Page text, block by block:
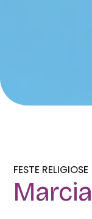
FESTE RELIGIOSE